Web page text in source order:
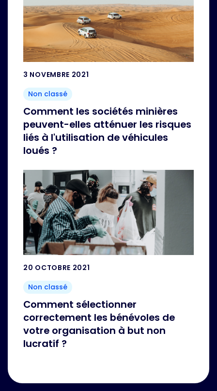
3 NOVEMBRE 2021
Non classé
Comment les sociétés minières
peuvent-elles atténuer les risques
liés à l'utilisation de véhicules
loués ?
20 OCTOBRE 2021
Non classé
Comment sélectionner
correctement les bénévoles de
votre organisation à but non
lucratif ?